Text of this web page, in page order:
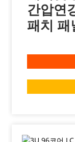
간압연
패치 패